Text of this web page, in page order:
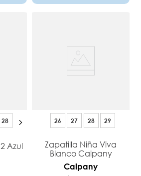
28
Azul
26 27 28 29
Zapatilla Niña Viva
Blanco Calpany
Calpany